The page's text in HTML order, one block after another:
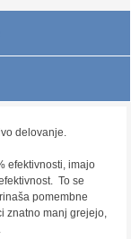
delovanje.
efektivnosti, imajo
To se
pomembne
znatno manj grejejo,